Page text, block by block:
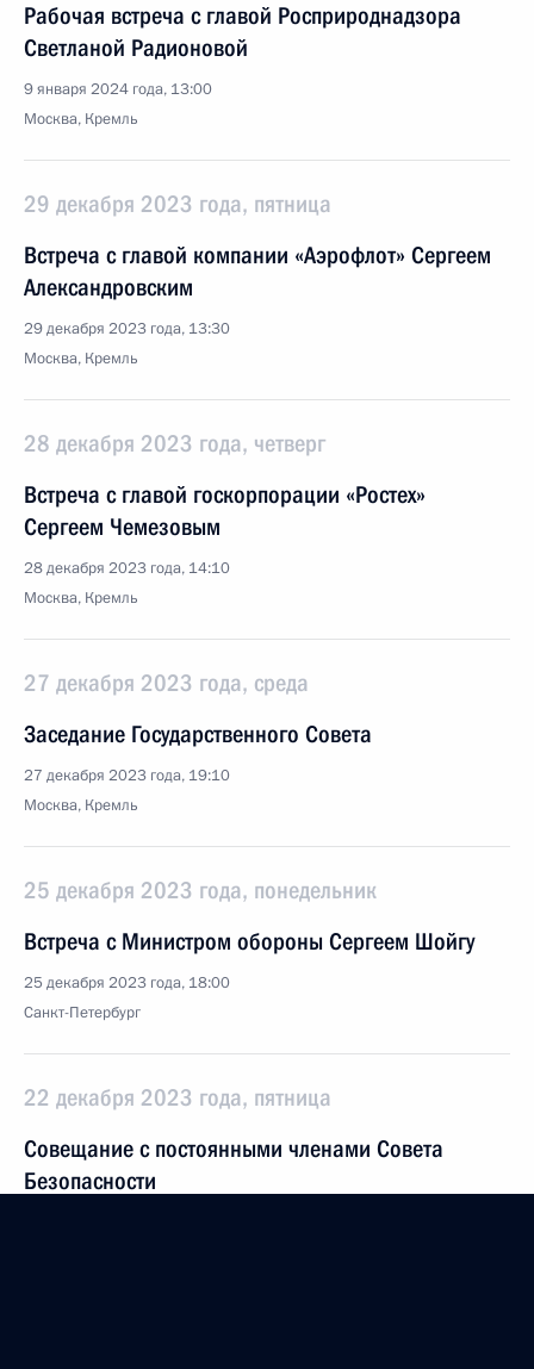
Рабочая встреча с главой Росприроднадзора
Светланой Радионовой
9 января 2024 года, 13:00
Москва, Кремль
29 декабря 2023 года, пятница
Встреча с главой компании «Аэрофлот» Сергеем
Александровским
29 декабря 2023 года, 13:30
Москва, Кремль
28 декабря 2023 года, четверг
Встреча с главой госкорпорации «Ростех»
Сергеем Чемезовым
28 декабря 2023 года, 14:10
Москва, Кремль
27 декабря 2023 года, среда
Заседание Государственного Совета
27 декабря 2023 года, 19:10
Москва, Кремль
25 декабря 2023 года, понедельник
Встреча с Министром обороны Сергеем Шойгу
25 декабря 2023 года, 18:00
Санкт-Петербург
22 декабря 2023 года, пятница
Совещание с постоянными членами Совета
Безопасности